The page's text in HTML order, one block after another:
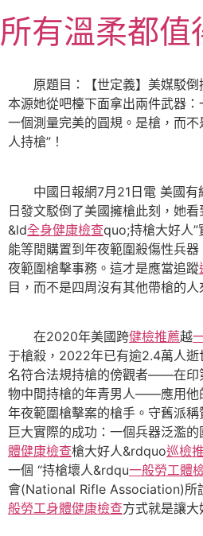
至
主
容
所有溫柔都值
原題目：【世定義】美媒駁倒
本源她從吧檯下面拿出兩件武器
一個測量完美的圓規。是槍，而不
人持槍”！
中國日報網7月21日電 美國
日發文駁倒了美國擁槍此刻，她
&ld全身健康檢查quo;持槍大好人
能等閒購置到年夜範圍殺傷性兵
夜範圍槍擊事務。這才是應當追蹤
目，而不是四周沒有其他帶槍的人
在2020年美國跨健檢推薦越
于槍殺，2022年已有逾2.4萬人逝
名符合法規持槍的傍觀者——在印
物中間持槍的年青男人——應用他
年夜範圍槍擊案的槍手。守舊派
巨大實際的成功：一個兵器泛濫的
體健康檢查槍大好人&rdquo巡檢
一個 “持槍壞人&rdqu一般勞工體
會(National Rifle Association)所
般勞工身體健康檢查方式就是讓大